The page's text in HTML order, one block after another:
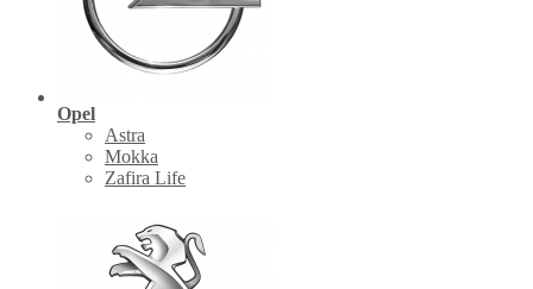
Opel
Astra
Mokka
Zafira Life